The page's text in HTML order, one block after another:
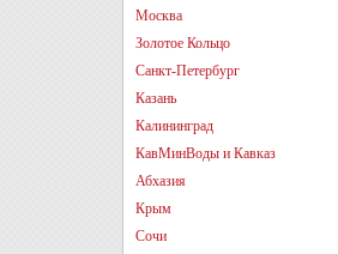
Москва
Золотое Кольцо
Санкт-Петербург
Казань
Калининград
КавМинВоды и Кавказ
Абхазия
Крым
Сочи